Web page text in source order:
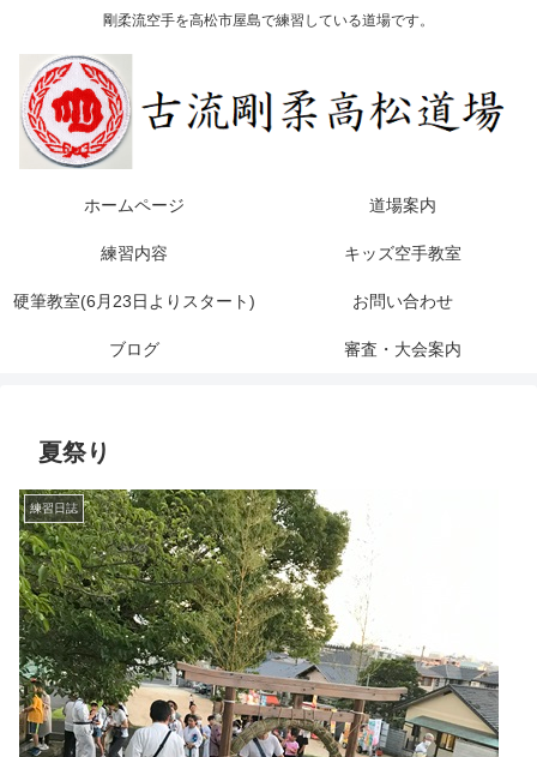
剛柔流空手を高松市屋島で練習している道場です。
ホームページ 道場案内
練習内容 キッズ空手教室
硬筆教室(6月23日よりスタート) お問い合わせ
ブログ 審査・大会案内
夏祭り
練習日誌